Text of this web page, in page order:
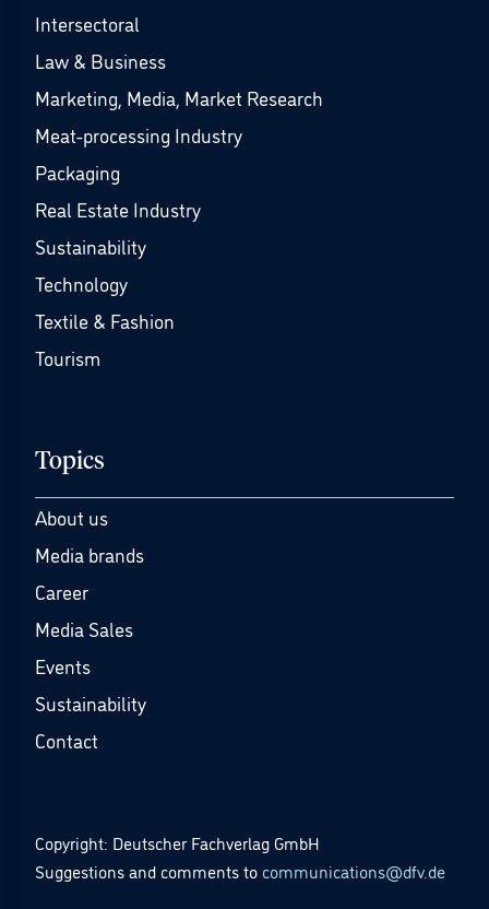
Intersectoral
Law & Business
Marketing, Media, Market Research
Meat-processing Industry
Packaging
Real Estate Industry
Sustainability
Technology
Textile & Fashion
Tourism
Topics
About us
Media brands
Career
Media Sales
Events
Sustainability
Contact
Copyright: Deutscher Fachverlag GmbH
Suggestions and comments to communications@dfv.de